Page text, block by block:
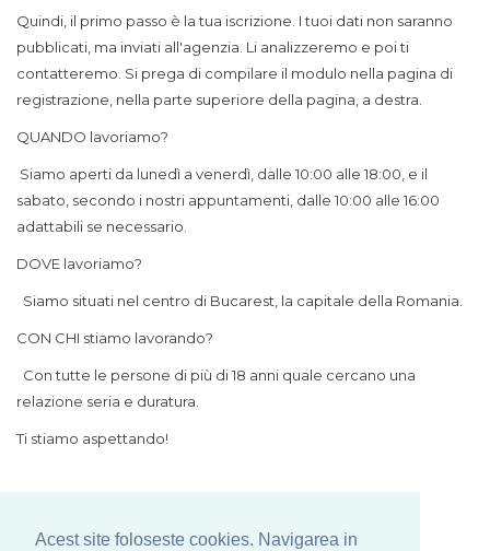
Acest site foloseste cookies. Navigarea in
Quindi, il primo passo è la tua iscrizione. I tuoi dati non saranno
pubblicati, ma inviati all'agenzia. Li analizzeremo e poi ti
contatteremo. Si prega di compilare il modulo nella pagina di
registrazione, nella parte superiore della pagina, a destra.
QUANDO lavoriamo?
Siamo aperti da lunedì a venerdì, dalle 10:00 alle 18:00, e il
sabato, secondo i nostri appuntamenti, dalle 10:00 alle 16:00
adattabili se necessario.
DOVE lavoriamo?
Siamo situati nel centro di Bucarest, la capitale della Romania.
CON CHI stiamo lavorando?
Con tutte le persone di più di 18 anni quale cercano una
relazione seria e duratura.
Ti stiamo aspettando!